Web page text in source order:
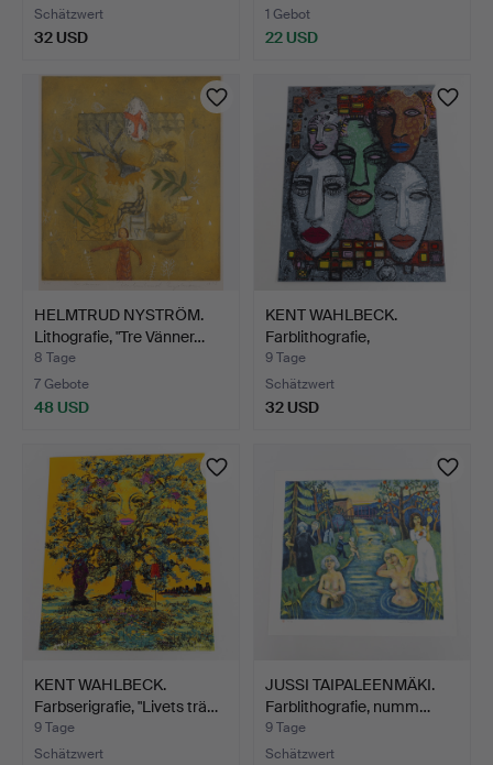
Schätzwert
32 USD
1 Gebot
22 USD
HELMTRUD NYSTRÖM.
Lithografie, "Tre Vänner…
8 Tage
7 Gebote
48 USD
KENT WAHLBECK.
Farblithografie,
Kompositio…
9 Tage
Schätzwert
32 USD
KENT WAHLBECK.
Farbserigrafie, "Livets trä…
9 Tage
Schätzwert
JUSSI TAIPALEENMÄKI.
Farblithografie, numm…
9 Tage
Schätzwert